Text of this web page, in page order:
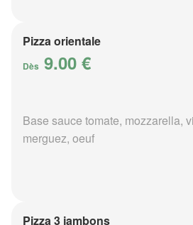
Pizza orientale
Dès 9.00 €
Base sauce tomate, mozzarella,
merguez, oeuf
Pizza 3 jambons